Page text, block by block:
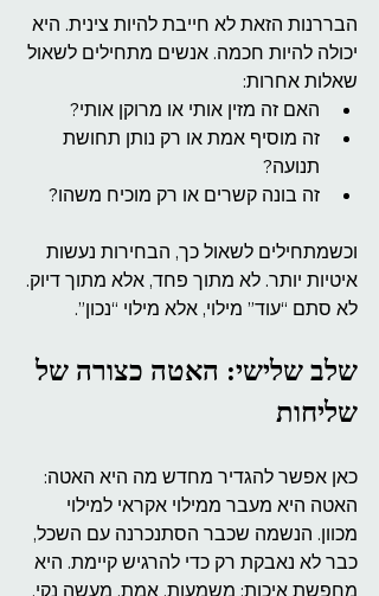
הבררנות הזאת לא חייבת להיות צינית. היא
יכולה להיות חכמה. אנשים מתחילים לשאול
שאלות אחרות:
האם זה מזין אותי או מרוקן אותי?
זה מוסיף אמת או רק נותן תחושת
תנועה?
זה בונה קשרים או רק מוכיח משהו?
וכשמתחילים לשאול כך, הבחירות נעשות
איטיות יותר. לא מתוך פחד, אלא מתוך דיוק.
לא סתם “עוד” מילוי, אלא מילוי “נכון”.
שלב שלישי: האטה כצורה של
שליחות
כאן אפשר להגדיר מחדש מה היא האטה:
האטה היא מעבר ממילוי אקראי למילוי
מכוון. הנשמה שכבר הסתנכרנה עם השכל,
כבר לא נאבקת רק כדי להרגיש קיימת. היא
מחפשת איכות: משמעות, אמת, מעשה נקי,